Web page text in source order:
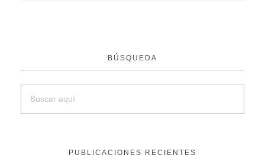
BÚSQUEDA
PUBLICACIONES RECIENTES